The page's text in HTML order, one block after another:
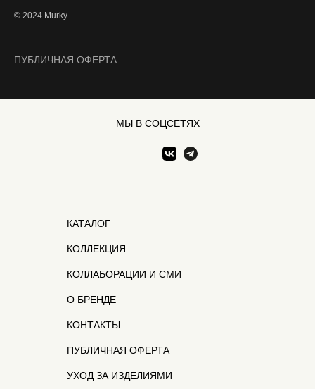
© 2024 Murky
ПУБЛИЧНАЯ ОФЕРТА
КАТАЛОГ
О БРЕНДЕ
МЫ В СОЦСЕТЯХ
КОЛЛЕКЦИЯ
КОНТАКТЫ
КОЛЛАБОРАЦИИ И СМИ
ПУБЛИЧНАЯ ОФЕРТА
УХОД ЗА ИЗДЕЛИЯМИ